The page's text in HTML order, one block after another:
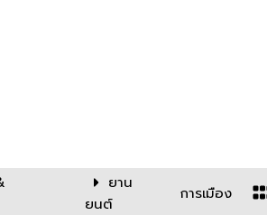
ยาน
ยนต์
การเมือง